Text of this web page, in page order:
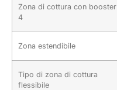
Zona di cottura con booster
4
Zona estendibile
Tipo di zona di cottura
flessibile